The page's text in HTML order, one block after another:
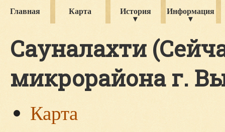
Главная Карта История Информация
Сауналахти
микрорайона г.
Карта